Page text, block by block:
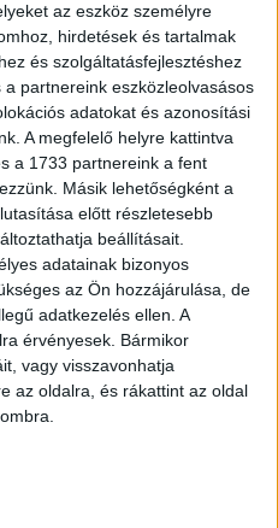
az eszköz személyre
hirdetések és tartalmak
és szolgáltatásfejlesztéshez
partnereink eszközleolvasásos
adatokat és azonosítási
A megfelelő helyre kattintva
a 1733 partnereink a fent
Másik lehetőségként a
előtt részletesebb
beállításait.
adatainak bizonyos
az Ön hozzájárulása, de
adatkezelés ellen. A
érvényesek. Bármikor
vagy visszavonhatja
az oldalra, és rákattint az oldal